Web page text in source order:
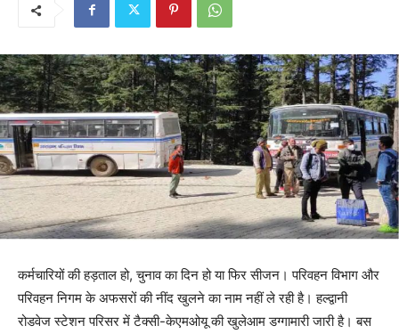
कर्मचारियों की हड़ताल हो, चुनाव का दिन हो या फिर सीजन। परिवहन विभाग और
परिवहन निगम के अफसरों की नींद खुलने का नाम नहीं ले रही है। हल्द्वानी
रोडवेज स्टेशन परिसर में टैक्सी-केएमओयू की खुलेआम डग्गामारी जारी है। बस